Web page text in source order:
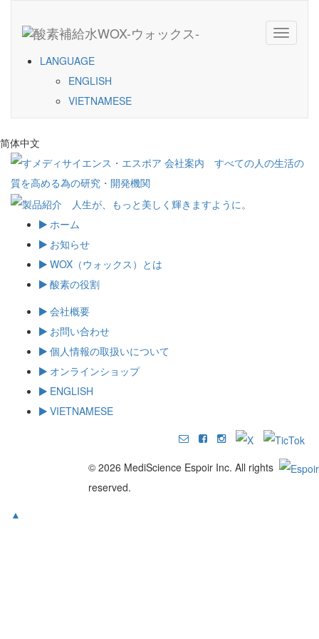
Toggle
LANGUAGE
ENGLISH
VIETNAMESE
简体中文
ホーム
お知らせ
WOX（ウォックス）とは
酸素の役割
会社概要
お問い合わせ
個人情報の取扱いについて
オンラインショップ
ENGLISH
VIETNAMESE
© 2026 MediScience Espoir Inc. All rights
reserved.
▲